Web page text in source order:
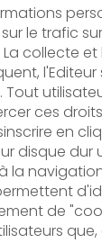
le trafic
collecte
ces
en
disque
la
de